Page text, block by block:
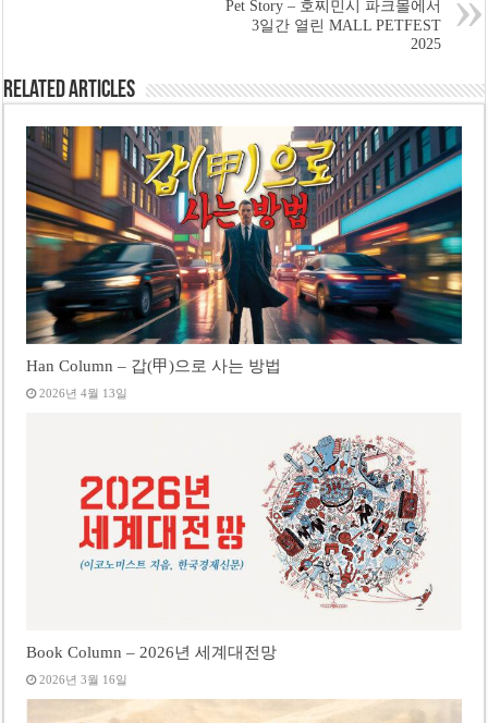
Pet Story – 호찌민시 파크몰에서
3일간 열린 MALL PETFEST
2025
Related Articles
Han Column – 갑(甲)으로 사는 방법
2026년 4월 13일
Book Column – 2026년 세계대전망
2026년 3월 16일